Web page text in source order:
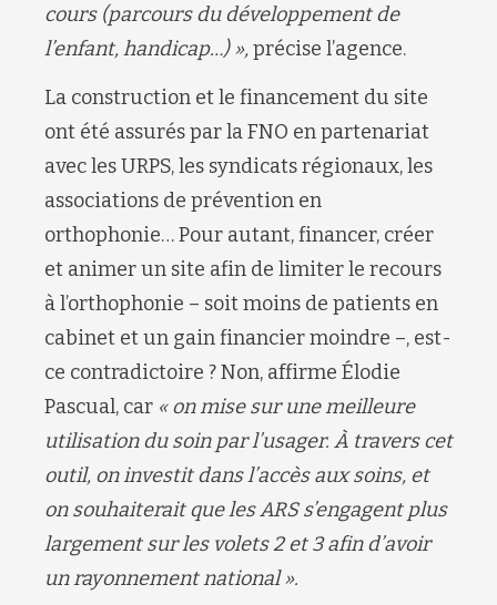
cours (parcours du développement de
l’enfant, handicap…) »,précise l’agence.
La construction et le financement du site
ont été assurés par la FNO en partenariat
avec les URPS, les syndicats régionaux, les
associations de prévention en
orthophonie… Pour autant, financer, créer
et animer un site afin de limiter le recours
à l’orthophonie – soit moins de patients en
cabinet et un gain financier moindre –, est-
ce contradictoire ? Non, affirme Élodie
Pascual, car « on mise sur une meilleure
utilisation du soin par l’usager. À travers cet
outil, on investit dans l’accès aux soins, et
on souhaiterait que les ARS s’engagent plus
largement sur les volets 2 et 3 afin d’avoir
un rayonnement national ».